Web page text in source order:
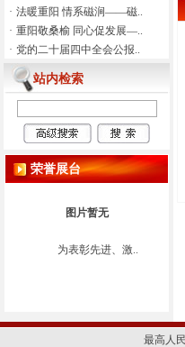
新安县人民法院执行局
2026年7月29日
为进一步规范执行案款收
发、管理，完善执行案款管理工
廉政风险，现将新安县人民法院
拟向被执行人发放生活费的公示
如下： 特别提示：公示期为3
个自然日，期满后如无当事人提
人发放，监督电话：0379-631595
法院执行局
· 法暖重阳 情系磁涧——磁..
· 重阳敬桑榆 同心促发展—..
· 党的二十届四中全会公报..
站内检索
荣誉展台
图片暂无
为表彰先进、激..
最高人